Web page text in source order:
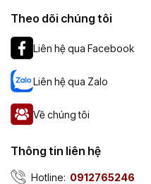
Theo dõi chúng tôi
Liên hệ qua Facebook
Liên hệ qua Zalo
Về chúng tôi
Thông tin liên hệ
Hotline: 0912765246